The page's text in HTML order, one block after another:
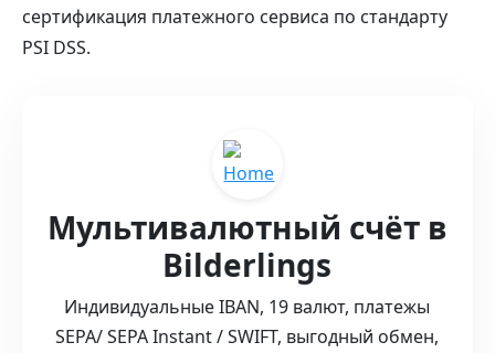
сертификация платежного сервиса по стандарту
PSI DSS.
Мультивалютный счёт в
Bilderlings
Индивидуальные IBAN, 19 валют, платежы
SEPA/ SEPA Instant / SWIFT, выгодный обмен,